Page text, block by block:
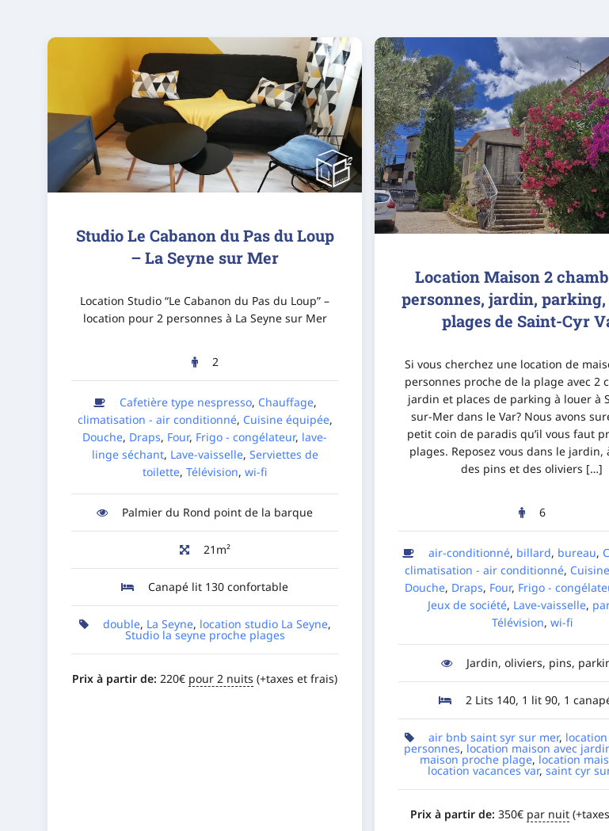
Studio Le Cabanon du Pas du Loup
– La Seyne sur Mer
Location Studio “Le Cabanon du Pas du Loup” –
location pour 2 personnes à La Seyne sur Mer
2
Cafetière type nespresso, Chauffage,
climatisation - air conditionné, Cuisine équipée,
Douche, Draps, Four, Frigo - congélateur, lave-
linge séchant, Lave-vaisselle, Serviettes de
toilette,Télévision,wi-fi
Palmier du Rond point de la barque
21m²
Canapé lit 130 confortable
double, La Seyne, location studio La Seyne,
Studio la seyne proche plages
Prix à partir de: 220€ pour 2 nuits (+taxes et frais)
Location Maison 2
personnes, jardin,
plages de Saint-Cyr
Si vous cherchez une location de
personnes proche de la plage avec 2
jardin et places de parking à louer à
sur-Mer dans le Var? Nous avons
petit coin de paradis qu’il vous faut
plages. Reposez vous dans le jardin,
des pins et des oliviers […]
6
air-conditionné, billard, bureau,
climatisation - air conditionné,
Douche, Draps, Four, Frigo -
Jeux de société, Lave-vaisselle,
Télévision, wi-fi
Jardin, oliviers, pins,
2 Lits 140, 1 lit 90, 1
air bnb saint syr sur mer,
personnes, location maison avec
maison proche plage, location
location vacances var,saint cyr
Prix à partir de: 350€ par nuit